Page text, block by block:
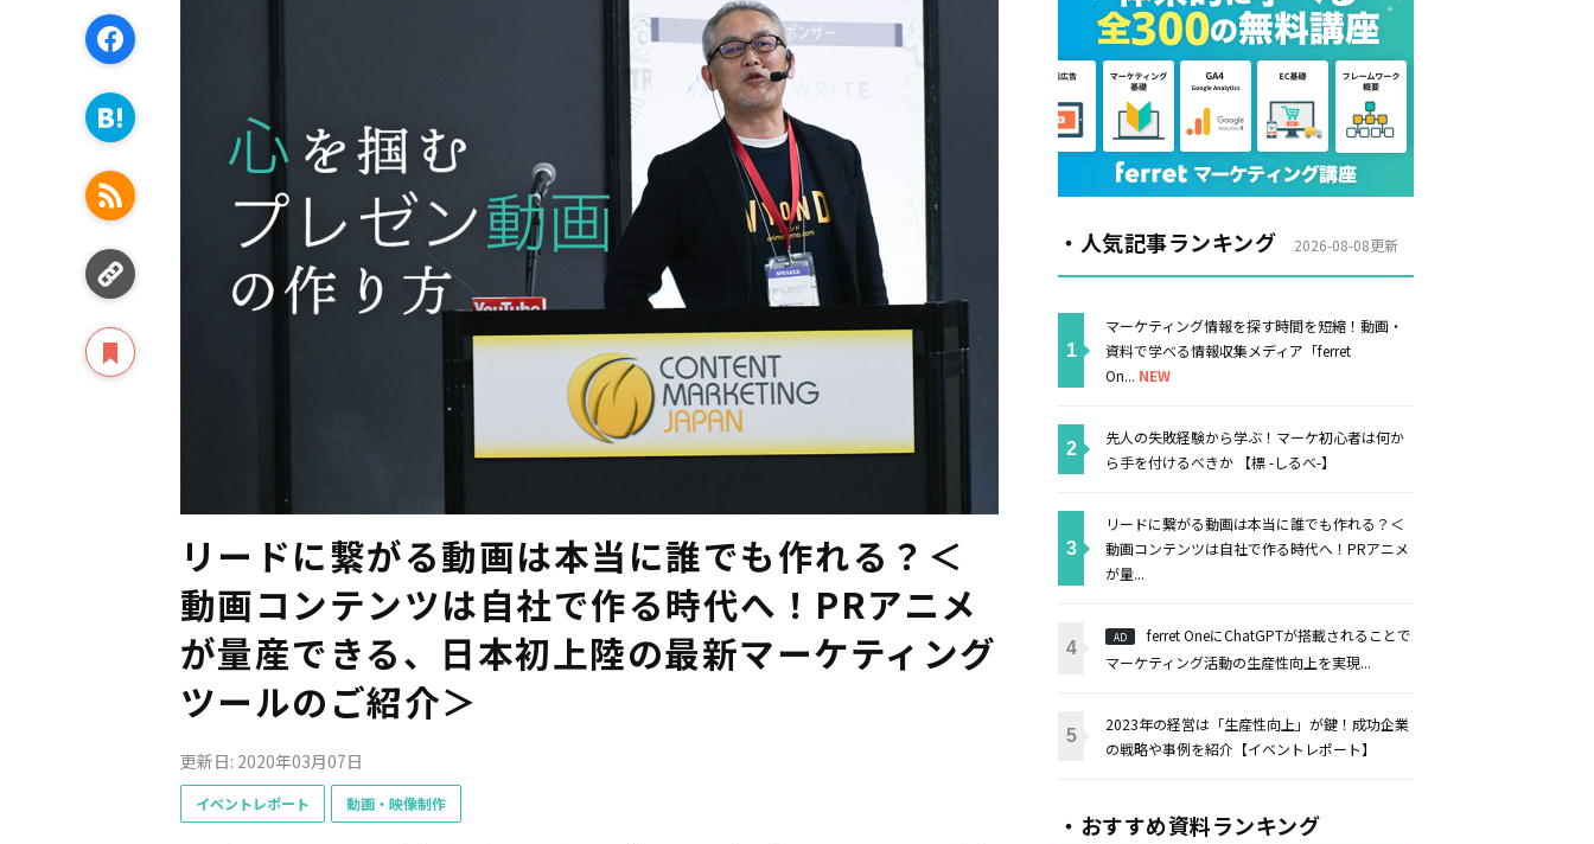
リードに繋がる動画は本当に誰でも作れる？＜
動画コンテンツは自社で作る時代へ！PRアニメ
が量産できる、日本初上陸の最新マーケティング
ツールのご紹介＞
更新日: 2020年03月07日
イベントレポート 動画・映像制作
・人気記事ランキング 2026-08-08更新
マーケティング情報を探す時間を短縮！動画・
資料で学べる情報収集メディア「ferret
On... NEW
先人の失敗経験から学ぶ！マーケ初心者は何か
ら手を付けるべきか 【標 -しるべ-】
リードに繋がる動画は本当に誰でも作れる？＜
動画コンテンツは自社で作る時代へ！PRアニメ
が量...
AD
ferret OneにChatGPTが搭載されることで
マーケティング活動の生産性向上を実現...
2023年の経営は「生産性向上」が鍵！成功企業
の戦略や事例を紹介【イベントレポート】
・おすすめ資料ランキング